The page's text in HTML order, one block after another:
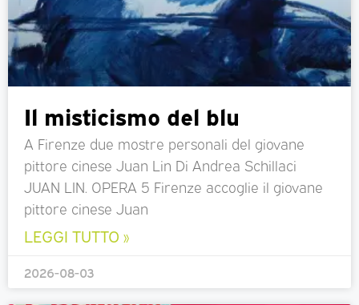
Il misticismo del blu
A Firenze due mostre personali del giovane
pittore cinese Juan Lin Di Andrea Schillaci
JUAN LIN. OPERA 5 Firenze accoglie il giovane
pittore cinese Juan
LEGGI TUTTO »
2026-08-03